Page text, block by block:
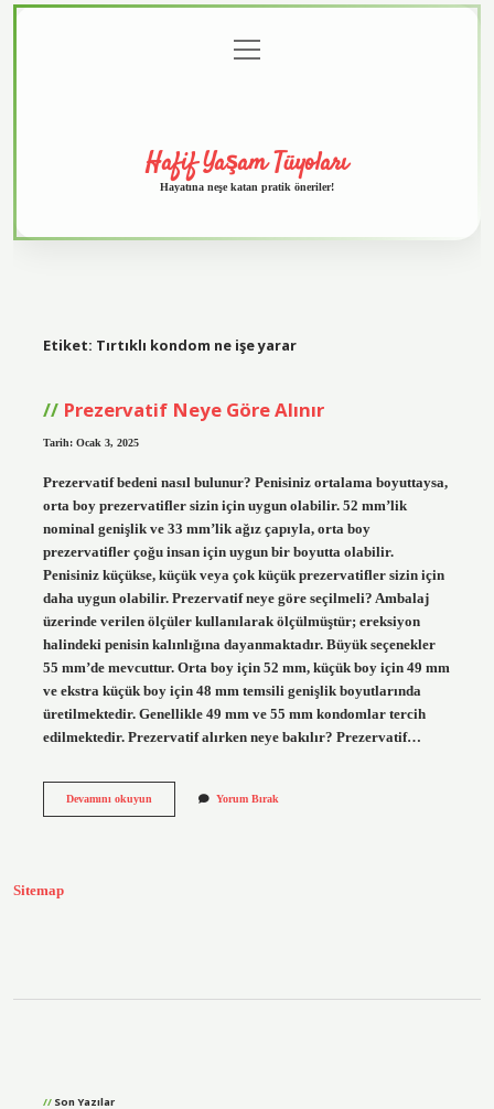
menüyü
aç
Hafif Yaşam Tüyoları
Hayatına neşe katan pratik öneriler!
Etiket: Tırtıklı kondom ne işe yarar
Prezervatif Neye Göre Alınır
Tarih: Ocak 3, 2025
Prezervatif bedeni nasıl bulunur? Penisiniz ortalama boyuttaysa,
orta boy prezervatifler sizin için uygun olabilir. 52 mm’lik
nominal genişlik ve 33 mm’lik ağız çapıyla, orta boy
prezervatifler çoğu insan için uygun bir boyutta olabilir.
Penisiniz küçükse, küçük veya çok küçük prezervatifler sizin için
daha uygun olabilir. Prezervatif neye göre seçilmeli? Ambalaj
üzerinde verilen ölçüler kullanılarak ölçülmüştür; ereksiyon
halindeki penisin kalınlığına dayanmaktadır. Büyük seçenekler
55 mm’de mevcuttur. Orta boy için 52 mm, küçük boy için 49 mm
ve ekstra küçük boy için 48 mm temsili genişlik boyutlarında
üretilmektedir. Genellikle 49 mm ve 55 mm kondomlar tercih
edilmektedir. Prezervatif alırken neye bakılır? Prezervatif…
Devamını okuyunPrezervatif
Yorum Bırak
Sitemap
Son Yazılar